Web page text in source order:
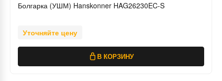
Болгарка (УШМ) Hanskonner HAG26230EC-S
Уточняйте цену
В КОРЗИНУ